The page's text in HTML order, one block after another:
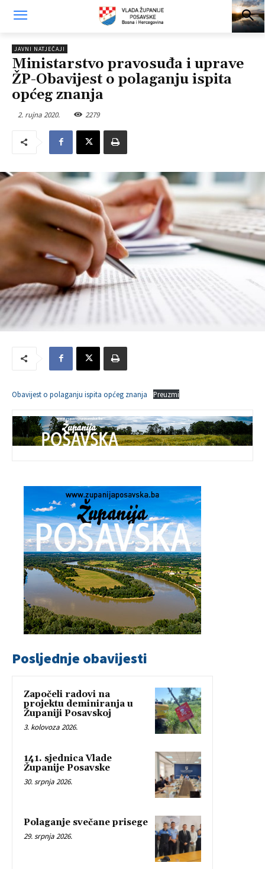
JAVNI NATJEČAJI
Ministarstvo pravosuđa i uprave
ŽP-Obavijest o polaganju ispita
općeg znanja
2. rujna 2020. 2279
Obavijest o polaganju ispita općeg znanja Preuzmi
Posljednje obavijesti
Započeli radovi na
projektu deminiranja u
Županiji Posavskoj
3. kolovoza 2026.
141. sjednica Vlade
Županije Posavske
30. srpnja 2026.
Polaganje svečane prisege
29. srpnja 2026.